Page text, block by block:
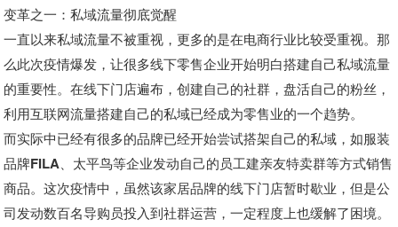
变革之一：私域流量彻底觉醒
一直以来私域流量不被重视，更多的是在电商行业比较受重视。那
么此次疫情爆发，让很多线下零售企业开始明白搭建自己私域流量
的重要性。在线下门店遍布，创建自己的社群，盘活自己的粉丝，
利用互联网流量搭建自己的私域已经成为零售业的一个趋势。
而实际中已经有很多的品牌已经开始尝试搭架自己的私域，如服装
品牌FILA、太平鸟等企业发动自己的员工建亲友特卖群等方式销售
商品。这次疫情中，虽然该家居品牌的线下门店暂时歇业，但是公
司发动数百名导购员投入到社群运营，一定程度上也缓解了困境。